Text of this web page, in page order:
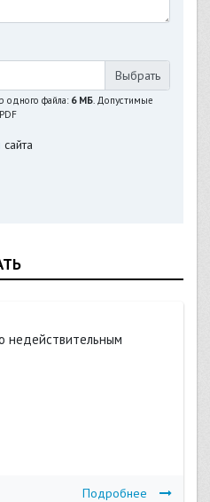
одного файла: 6 МБ. Допустимые
сайта
недействительным
Подробнее